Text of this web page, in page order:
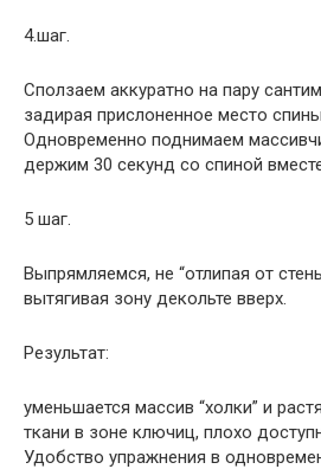
4.шаг.
Сползаем аккуратно на пару
задирая прислоненное место
Одновременно поднимаем
держим 30 секунд со спиной
5 шаг.
Выпрямляемся, не “отлипая от
вытягивая зону декольте вверх.
Результат:
уменьшается массив “холки” и
ткани в зоне ключиц, плохо
Удобство упражнения в